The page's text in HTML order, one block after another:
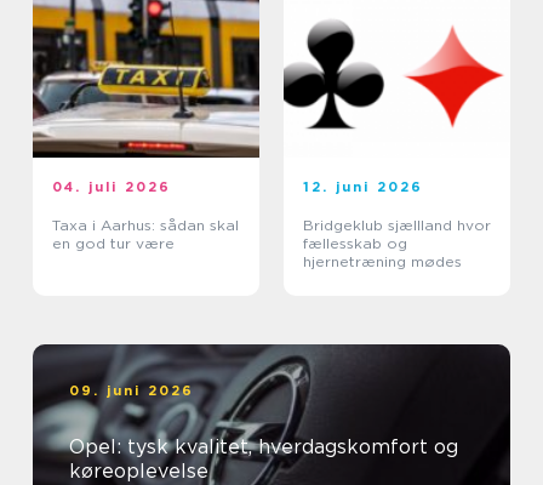
04. juli 2026
Taxa i Aarhus: sådan skal
en god tur være
12. juni 2026
Bridgeklub sjællland hvor
fællesskab og
hjernetræning mødes
09. juni 2026
Opel: tysk kvalitet, hverdagskomfort og
køreoplevelse